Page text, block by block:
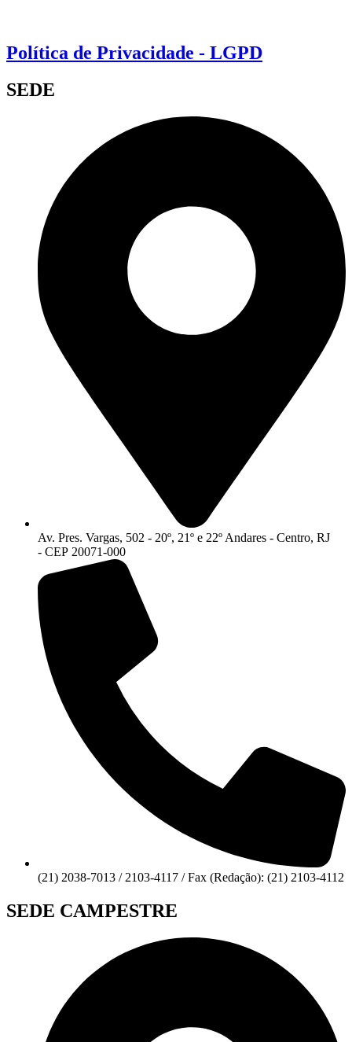
Política de Privacidade - LGPD
SEDE
Av. Pres. Vargas, 502 - 20º, 21º e 22º Andares - Centro, RJ
- CEP 20071-000
(21) 2038-7013 / 2103-4117 / Fax (Redação): (21) 2103-4112
SEDE CAMPESTRE